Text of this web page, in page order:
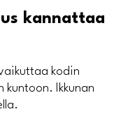
kannattaa
kodin
kuntoon. Ikkunan